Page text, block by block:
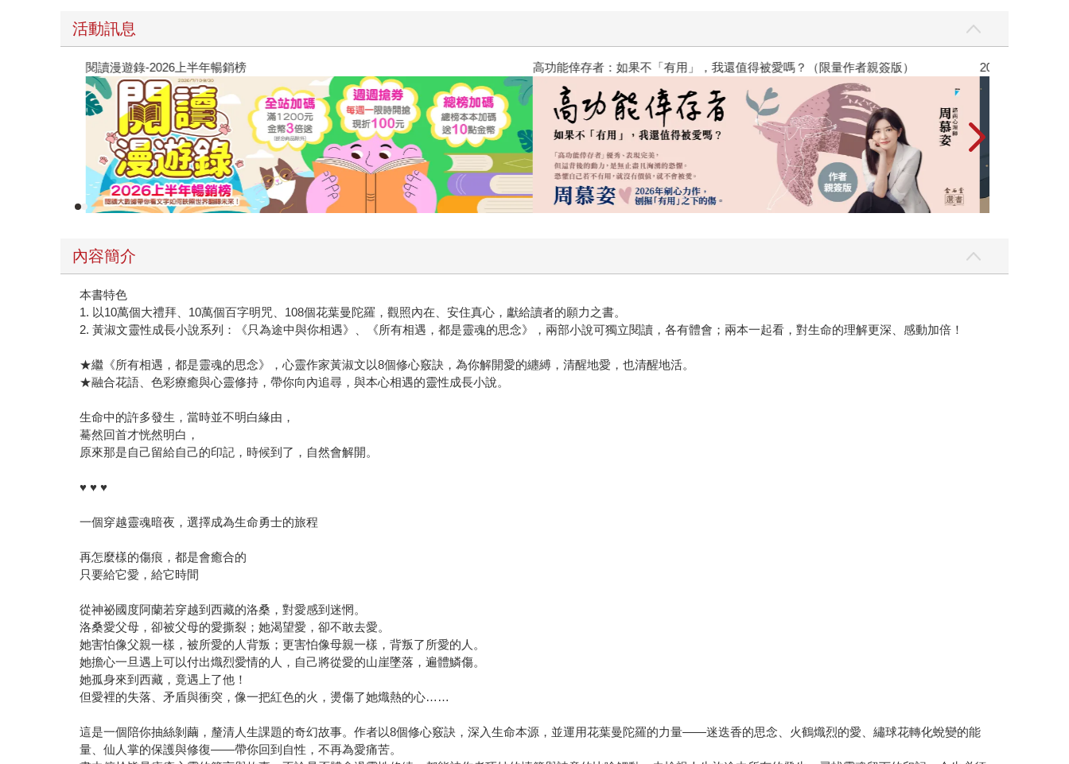
活動訊息
閱讀漫遊錄-2026上半年暢銷榜 高功能倖存者：如果不「有用」，我還值得被愛嗎？（限量作者親簽版） 2026年8月金石
內容簡介
本書特色
1. 以10萬個大禮拜、10萬個百字明咒、108個花葉曼陀羅，觀照內在、安住真心，獻給讀者的願力之書。
2. 黃淑文靈性成長小說系列：《只為途中與你相遇》、《所有相遇，都是靈魂的思念》，兩部小說可獨立閱讀，各有體會；兩本一起看，對生命的理解更深、感動加倍！
★繼《所有相遇，都是靈魂的思念》，心靈作家黃淑文以8個修心竅訣，為你解開愛的纏縛，清醒地愛，也清醒地活。
★融合花語、色彩療癒與心靈修持，帶你向內追尋，與本心相遇的靈性成長小說。
生命中的許多發生，當時並不明白緣由，
驀然回首才恍然明白，
原來那是自己留給自己的印記，時候到了，自然會解開。
♥ ♥ ♥
一個穿越靈魂暗夜，選擇成為生命勇士的旅程
再怎麼樣的傷痕，都是會癒合的
只要給它愛，給它時間
從神祕國度阿蘭若穿越到西藏的洛桑，對愛感到迷惘。
洛桑愛父母，卻被父母的愛撕裂；她渴望愛，卻不敢去愛。
她害怕像父親一樣，被所愛的人背叛；更害怕像母親一樣，背叛了所愛的人。
她擔心一旦遇上可以付出熾烈愛情的人，自己將從愛的山崖墜落，遍體鱗傷。
她孤身來到西藏，竟遇上了他！
但愛裡的失落、矛盾與衝突，像一把紅色的火，燙傷了她熾熱的心……
這是一個陪你抽絲剝繭，釐清人生課題的奇幻故事。作者以8個修心竅訣，深入生命本源，並運用花葉曼陀羅的力量——迷迭香的思念、火鶴熾烈的愛、繡球花轉化蛻變的能
量、仙人掌的保護與修復——帶你回到自性，不再為愛痛苦。